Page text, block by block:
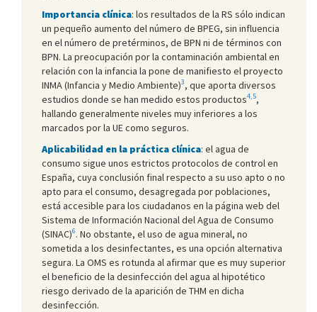
Importancia clínica: los resultados de la RS sólo indican
un pequeño aumento del número de BPEG, sin influencia
en el número de pretérminos, de BPN ni de términos con
BPN. La preocupación por la contaminación ambiental en
relación con la infancia la pone de manifiesto el proyecto
INMA (Infancia y Medio Ambiente)3, que aporta diversos
estudios donde se han medido estos productos4,5,
hallando generalmente niveles muy inferiores a los
marcados por la UE como seguros.
Aplicabilidad en la práctica clínica: el agua de
consumo sigue unos estrictos protocolos de control en
España, cuya conclusión final respecto a su uso apto o no
apto para el consumo, desagregada por poblaciones,
está accesible para los ciudadanos en la página web del
Sistema de Información Nacional del Agua de Consumo
(SINAC)6. No obstante, el uso de agua mineral, no
sometida a los desinfectantes, es una opción alternativa
segura. La OMS es rotunda al afirmar que es muy superior
el beneficio de la desinfección del agua al hipotético
riesgo derivado de la aparición de THM en dicha
desinfección.